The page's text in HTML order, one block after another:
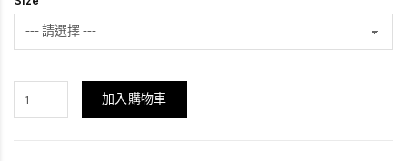
加入購物車